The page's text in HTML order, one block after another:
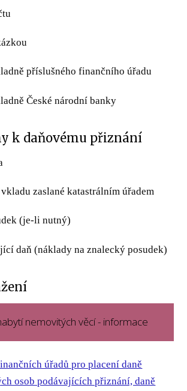
příslušného finančního úřadu
České národní banky
k daňovému přiznání
zaslané katastrálním úřadem
(je-li nutný)
daň (náklady na znalecký posudek)
nemovitých věcí - informace
úřadů pro placení daně
osob podávajících přiznání, daně